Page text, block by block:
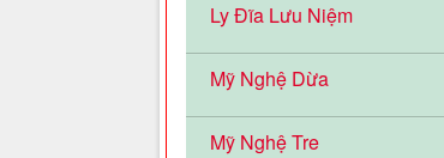
Ly Đĩa Lưu Niệm
Mỹ Nghệ Dừa
Mỹ Nghệ Tre